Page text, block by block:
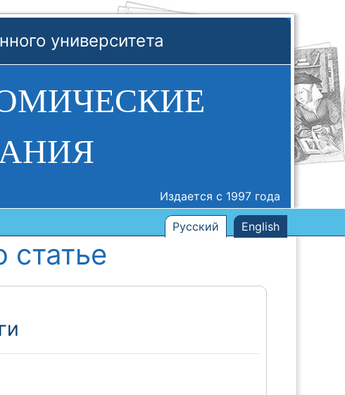
университета
Издается с 1997 года
Русский English